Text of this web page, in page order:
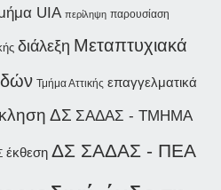
UIA περίληψη παρουσίαση
διάλεξη Μεταπτυχιακά
Τμήμα Αττικής επαγγελματικά
ΔΣ ΣΑΔΑΣ - ΤΜΗΜΑ
έκθεση ΔΣ ΣΑΔΑΣ - ΠΕΑ